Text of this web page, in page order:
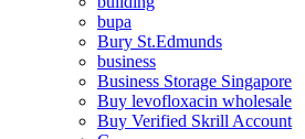
bupa
Bury St.Edmunds
business
Business Storage Singapore
Buy levofloxacin wholesale
Buy Verified Skrill Account